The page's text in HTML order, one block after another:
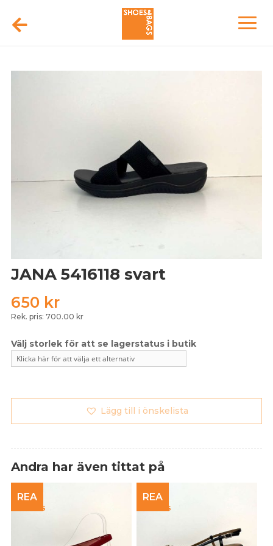
JANA 5416118 svart
650 kr
Rek. pris: 700.00 kr
Lägg till i önskelista
Andra har även tittat på
REA REA